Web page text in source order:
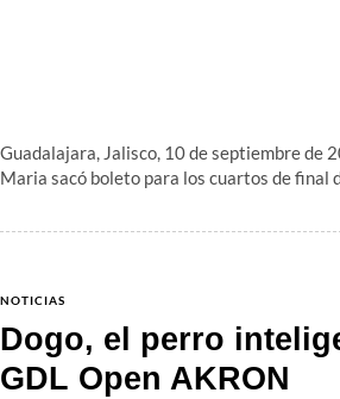
Guadalajara, Jalisco, 10 de septiembre de
Maria sacó boleto para los cuartos de final
NOTICIAS
Dogo, el perro
GDL Open AKRON